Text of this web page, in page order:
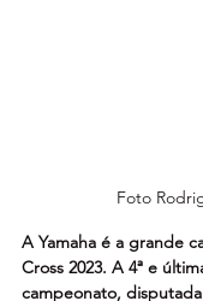
Foto
A Yamaha é a grande
Cross 2023. A 4ª e
campeonato,